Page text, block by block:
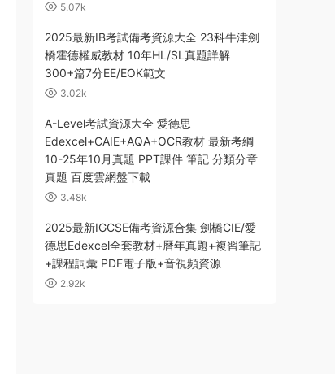
5.07k
2025最新IB考試備考資源大全 23科牛津劍
橋霍德權威教材 10年HL/SL真題詳解
300+篇7分EE/EOK範文
3.02k
A-Level考試資源大全 愛德思
Edexcel+CAIE+AQA+OCR教材 最新考綱
10-25年10月真題 PPT課件 筆記 分類分章
真題 百度雲網盤下載
3.48k
2025最新IGCSE備考資源合集 劍橋CIE/愛
德思Edexcel全套教材+曆年真題+複習筆記
+課程詞彙 PDF電子版+音視頻資源
2.92k